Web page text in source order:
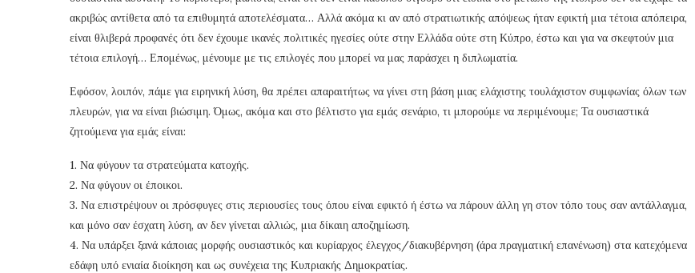
ακριβώς αντίθετα από τα επιθυμητά αποτελέσματα… Αλλά ακόμα κι αν από στρατιωτικής απόψεως ήταν εφικτή μια τέτοια απόπειρα,
είναι θλιβερά προφανές ότι δεν έχουμε ικανές πολιτικές ηγεσίες ούτε στην Ελλάδα ούτε στη Κύπρο, έστω και για να σκεφτούν μια
τέτοια επιλογή… Επομένως, μένουμε με τις επιλογές που μπορεί να μας παράσχει η διπλωματία.
Εφόσον, λοιπόν, πάμε για ειρηνική λύση, θα πρέπει απαραιτήτως να γίνει στη βάση μιας ελάχιστης τουλάχιστον συμφωνίας όλων των
πλευρών, για να είναι βιώσιμη. Όμως, ακόμα και στο βέλτιστο για εμάς σενάριο, τι μπορούμε να περιμένουμε; Τα ουσιαστικά
ζητούμενα για εμάς είναι:
1. Να φύγουν τα στρατεύματα κατοχής.
2. Να φύγουν οι έποικοι.
3. Να επιστρέψουν οι πρόσφυγες στις περιουσίες τους όπου είναι εφικτό ή έστω να πάρουν άλλη γη στον τόπο τους σαν αντάλλαγμα,
και μόνο σαν έσχατη λύση, αν δεν γίνεται αλλιώς, μια δίκαιη αποζημίωση.
4. Να υπάρξει ξανά κάποιας μορφής ουσιαστικός και κυρίαρχος έλεγχος/διακυβέρνηση (άρα πραγματική επανένωση) στα κατεχόμενα
εδάφη υπό ενιαία διοίκηση και ως συνέχεια της Κυπριακής Δημοκρατίας.